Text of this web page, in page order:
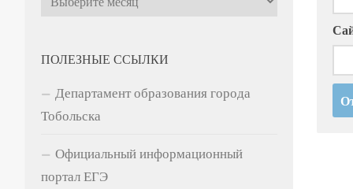
ПОЛЕЗНЫЕ ССЫЛКИ
Департамент образования города
Тобольска
Официальный информационный
портал ЕГЭ